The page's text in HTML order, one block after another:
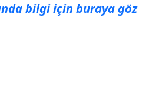
bilgi için buraya göz